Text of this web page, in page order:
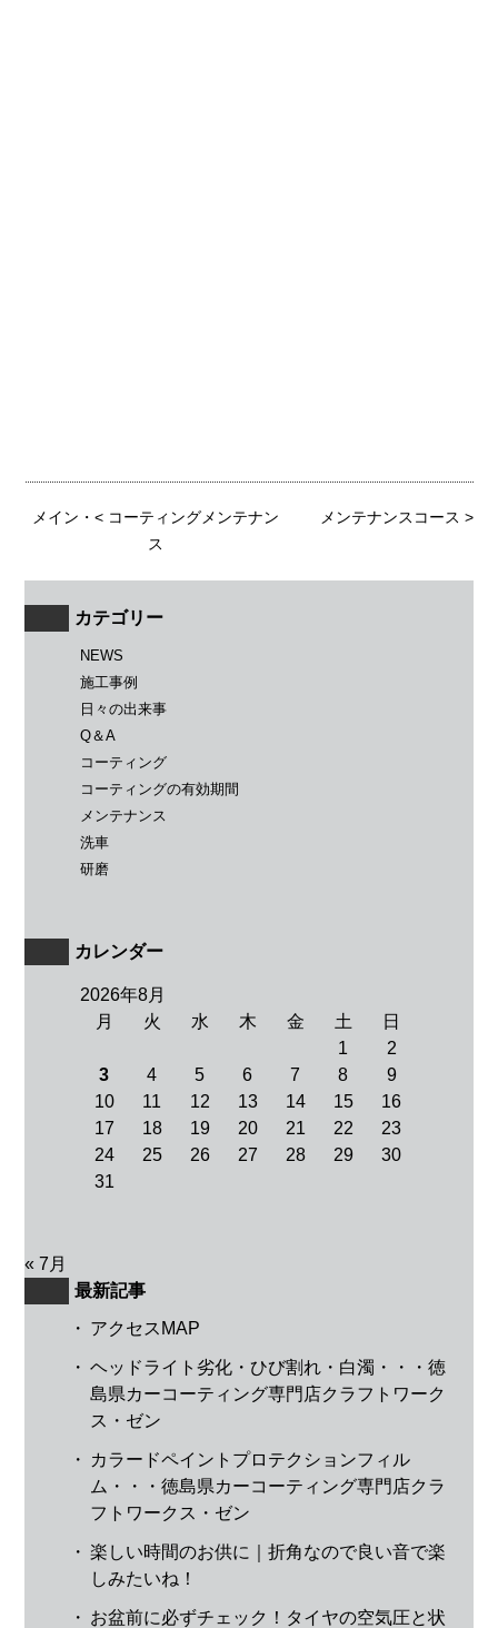
メイン ・< コーティングメンテナン
ス
メンテナンスコース >
カテゴリー
NEWS
施工事例
日々の出来事
Q＆A
コーティング
コーティングの有効期間
メンテナンス
洗車
研磨
カレンダー
2026年8月
月
火 水 木 金 土
日
1
2
3
4 5 6 7 8
9
10
11 12 13 14 15
16
17
18 19 20 21 22
23
24
25 26 27 28 29
30
31
« 7月
最新記事
・ アクセスMAP
・ ヘッドライト劣化・ひび割れ・白濁・・・徳
島県カーコーティング専門店クラフトワーク
ス・ゼン
・
カラードペイントプロテクションフィル
ム・・・徳島県カーコーティング専門店クラ
フトワークス・ゼン
・ 楽しい時間のお供に｜折角なので良い音で楽
しみたいね！
・ お盆前に必ずチェック！タイヤの空気圧と状